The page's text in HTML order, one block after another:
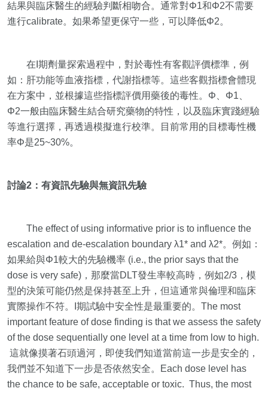
結果與臨床醫生的經驗判斷相吻合。通常對Φ1和Φ2不需要
進行calibrate。如果希望更保守一些，可以降低Φ2。
在I期劑量探索過程中，對於毒性有客觀評價標準，例
如：肝功能等血液指標，代謝指標等。這些客觀指標會體現
在方案中，並根據這些指標評價用藥後的毒性。Φ、Φ1、
Φ2一般由臨床醫生結合研究藥物的特性，以及臨床實踐經驗
等進行選擇，再透過模擬進行校準。目前常用的目標毒性機
率Φ是25~30%。
討論2：有資訊先驗與無資訊先驗
The effect of using informative prior is to influence the
escalation and de-escalation boundary λ1* and λ2*。例如：
如果給與Φ1較大的先驗機率 (i.e., the prior says that the
dose is very safe)，那麼當DLT發生率較高時，例如2/3，模
型的決策可能仍然是保持甚至上升，但這通常與倫理和臨床
實際操作不符。I期試驗中安全性是最重要的。The most
important feature of dose finding is that we assess the safety
of the dose sequentially one level at a time from low to high.
這就像摸著石頭過河，即使我們知道當前這一步是安全的，
我們並不知道下一步是否依然安全。Each dose level has
the chance to be safe, acceptable or toxic. Thus, the most